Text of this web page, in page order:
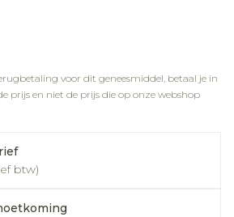
voor dit geneesmiddel, betaal je in
prijs en niet de prijs die op onze webshop
btw)